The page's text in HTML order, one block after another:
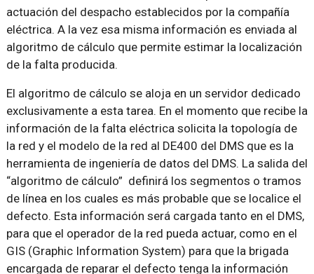
actuación del despacho establecidos por la compañía
eléctrica. A la vez esa misma información es enviada al
algoritmo de cálculo que permite estimar la localización
de la falta producida.
El algoritmo de cálculo se aloja en un servidor dedicado
exclusivamente a esta tarea. En el momento que recibe la
información de la falta eléctrica solicita la topología de
la red y el modelo de la red al DE400 del DMS que es la
herramienta de ingeniería de datos del DMS. La salida del
“algoritmo de cálculo” definirá los segmentos o tramos
de línea en los cuales es más probable que se localice el
defecto. Esta información será cargada tanto en el DMS,
para que el operador de la red pueda actuar, como en el
GIS (Graphic Information System) para que la brigada
encargada de reparar el defecto tenga la información